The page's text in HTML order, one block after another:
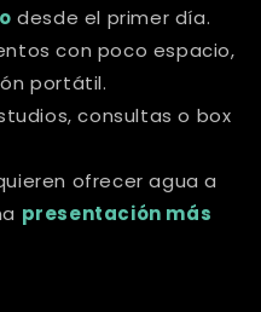
desde el primer día.
con poco espacio,
portátil.
consultas o box
ofrecer agua a
presentación más